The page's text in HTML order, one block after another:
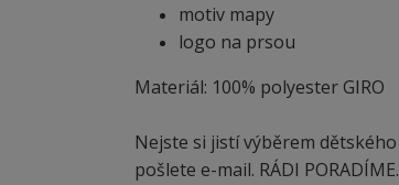
motiv mapy
logo na prsou
Materiál: 100% polyester GIRO
Nejste si jistí výběrem
pošlete e-mail. RÁDI PORADÍME.